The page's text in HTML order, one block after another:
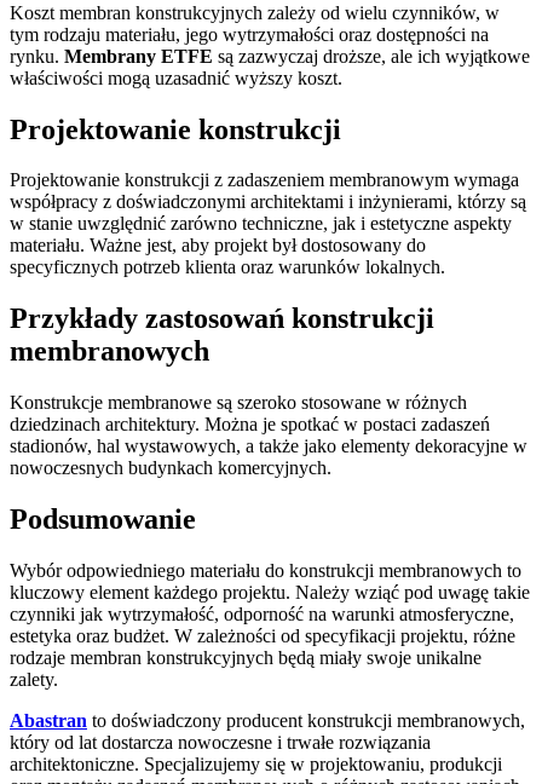
Koszt membran konstrukcyjnych zależy od wielu czynników, w
tym rodzaju materiału, jego wytrzymałości oraz dostępności na
rynku. Membrany ETFE są zazwyczaj droższe, ale ich wyjątkowe
właściwości mogą uzasadnić wyższy koszt.
Projektowanie konstrukcji
Projektowanie konstrukcji z zadaszeniem membranowym wymaga
współpracy z doświadczonymi architektami i inżynierami, którzy są
w stanie uwzględnić zarówno techniczne, jak i estetyczne aspekty
materiału. Ważne jest, aby projekt był dostosowany do
specyficznych potrzeb klienta oraz warunków lokalnych.
Przykłady zastosowań konstrukcji
membranowych
Konstrukcje membranowe są szeroko stosowane w różnych
dziedzinach architektury. Można je spotkać w postaci zadaszeń
stadionów, hal wystawowych, a także jako elementy dekoracyjne w
nowoczesnych budynkach komercyjnych.
Podsumowanie
Wybór odpowiedniego materiału do konstrukcji membranowych to
kluczowy element każdego projektu. Należy wziąć pod uwagę takie
czynniki jak wytrzymałość, odporność na warunki atmosferyczne,
estetyka oraz budżet. W zależności od specyfikacji projektu, różne
rodzaje membran konstrukcyjnych będą miały swoje unikalne
zalety.
Abastran to doświadczony producent konstrukcji membranowych,
który od lat dostarcza nowoczesne i trwałe rozwiązania
architektoniczne. Specjalizujemy się w projektowaniu, produkcji